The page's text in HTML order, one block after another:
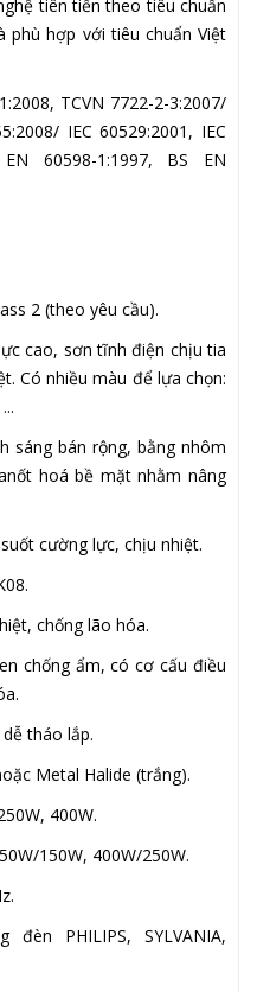
tiên tiến theo tiêu chuẩn
phù hợp với tiêu chuẩn Việt
TCVN 7722-2-3:2007/
IEC 60529:2001, IEC
60598-1:1997, BS EN
2 (theo yêu cầu).
cao, sơn tĩnh điện chịu tia
Có nhiều màu để lựa chọn:
sáng bán rộng, bằng nhôm
hoá bề mặt nhằm nâng
cường lực, chịu nhiệt.
chống lão hóa.
chống ẩm, có cơ cấu điều
tháo lắp.
Metal Halide (trắng).
400W.
150W, 400W/250W.
PHILIPS, SYLVANIA,